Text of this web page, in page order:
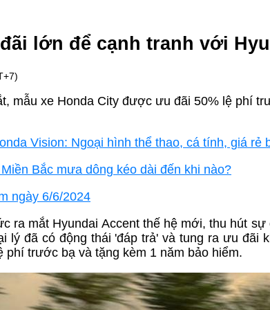
lớn để cạnh tranh với
mẫu xe Honda City được ưu đãi 50% lệ phí
Vision: Ngoại hình thể thao, cá tính, giá rẻ
Bắc mưa dông kéo dài đến khi nào?
ngày 6/6/2024
ra mắt Hyundai Accent thế hệ mới, thu hút
lý đã có động thái 'đáp trả' và tung ra ưu đãi
trước bạ và tặng kèm 1 năm bảo hiểm.